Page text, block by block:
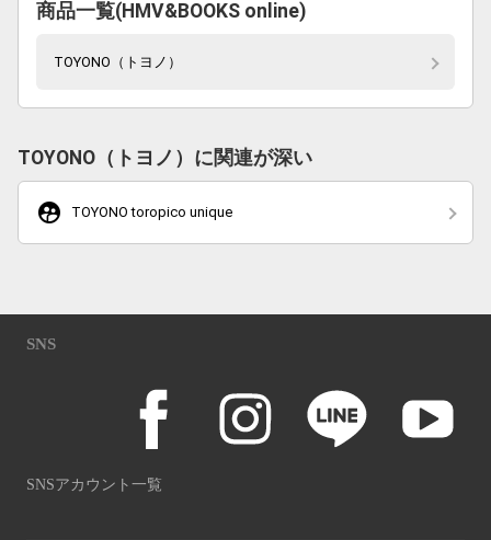
商品一覧(HMV&BOOKS online)
TOYONO（トヨノ）
TOYONO（トヨノ）に関連が深い
supervised_user_circle TOYONO toropico unique
SNS
SNSアカウント一覧